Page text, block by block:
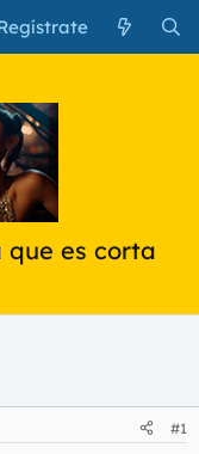
que es corta
#1